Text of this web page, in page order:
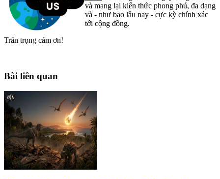
và mang lại kiến thức phong phú, đa dạng
và - như bao lâu nay - cực kỳ chính xác
tới cộng đồng.
Trân trọng cám ơn!
Bài liên quan